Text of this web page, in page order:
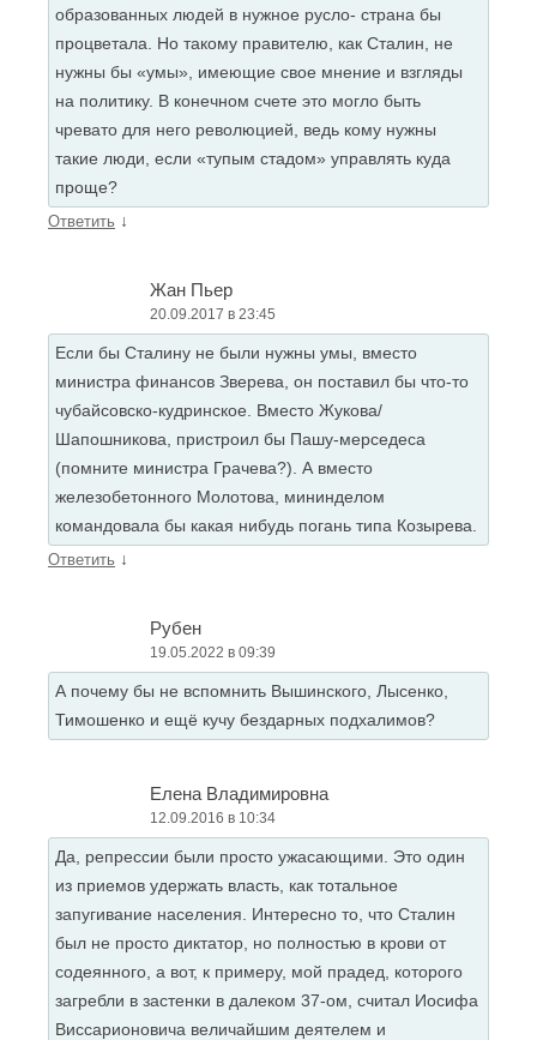
образованных людей в нужное русло- страна бы
процветала. Но такому правителю, как Сталин, не
нужны бы «умы», имеющие свое мнение и взгляды
на политику. В конечном счете это могло быть
чревато для него революцией, ведь кому нужны
такие люди, если «тупым стадом» управлять куда
проще?
Ответить ↓
Жан Пьер
20.09.2017 в 23:45
Если бы Сталину не были нужны умы, вместо
министра финансов Зверева, он поставил бы что-то
чубайсовско-кудринское. Вместо Жукова/
Шапошникова, пристроил бы Пашу-мерседеса
(помните министра Грачева?). А вместо
железобетонного Молотова, мининделом
командовала бы какая нибудь погань типа Козырева.
Ответить ↓
Рубен
19.05.2022 в 09:39
А почему бы не вспомнить Вышинского, Лысенко,
Тимошенко и ещё кучу бездарных подхалимов?
Елена Владимировна
12.09.2016 в 10:34
Да, репрессии были просто ужасающими. Это один
из приемов удержать власть, как тотальное
запугивание населения. Интересно то, что Сталин
был не просто диктатор, но полностью в крови от
содеянного, а вот, к примеру, мой прадед, которого
загребли в застенки в далеком 37-ом, считал Иосифа
Виссарионовича величайшим деятелем и